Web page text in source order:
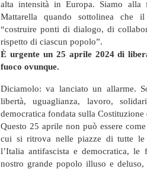
alta intensità in Europa. Siamo alla
Mattarella quando sottolinea che
“costruire ponti di dialogo, di
rispetto di ciascun popolo”.
È urgente un 25 aprile 2024 di
fuoco ovunque.
Diciamolo: va lanciato un allarme.
libertà, uguaglianza, lavoro,
democratica fondata sulla Costituzione
Questo 25 aprile non può essere
cui si ritrova nelle piazze di tutte
l’Italia antifascista e democratica,
nostro grande popolo illuso e